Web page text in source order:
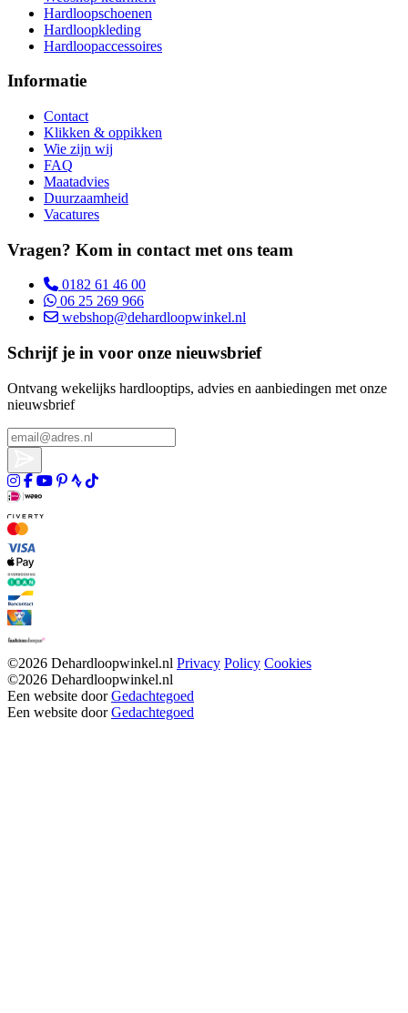
Hardloopschoenen
Hardloopkleding
Hardloopaccessoires
Informatie
Contact
Klikken & oppikken
Wie zijn wij
FAQ
Maatadvies
Duurzaamheid
Vacatures
Vragen? Kom in contact met ons team
0182 61 46 00
06 25 269 966
webshop@dehardloopwinkel.nl
Schrijf je in voor onze nieuwsbrief
Ontvang wekelijks hardlooptips, advies en aanbiedingen met onze
nieuwsbrief
©2026 Dehardloopwinkel.nl Privacy Policy Cookies
©2026 Dehardloopwinkel.nl
Een website doorGedachtegoed
Een website doorGedachtegoed